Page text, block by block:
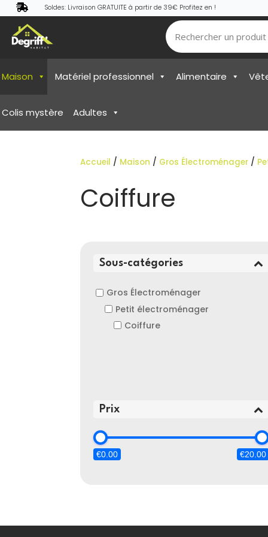
 Soldes: Livraison GRATUITE à partir de 39€ Profitez en !
Maison Matériel professionnel Alimentaire
Colis mystère Adultes
Accueil / Maison / Gros Électroménager /
Coiffure
Sous-catégories
Gros Électroménager
Petit électroménager
Coiffure
Prix
€0.00 €20.00